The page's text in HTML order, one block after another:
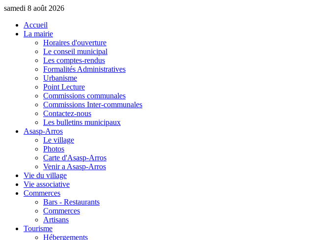
samedi 8 août 2026
Accueil
La mairie
Horaires d'ouverture
Le conseil municipal
Les comptes-rendus
Formalités Administratives
Urbanisme
Point Lecture
Commissions communales
Commissions Inter-communales
Contactez-nous
Les bulletins municipaux
Asasp-Arros
Le village
Photos
Carte d'Asasp-Arros
Venir a Asasp-Arros
Vie du village
Vie associative
Commerces
Bars - Restaurants
Commerces
Artisans
Tourisme
Hébergements